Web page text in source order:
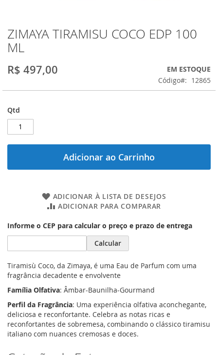
Saltar
para
o
da
de
ZIMAYA TIRAMISU COCO EDP 100
ML
R$ 497,00
EM ESTOQUE
Código
12865
Qtd
Adicionar ao Carrinho
ADICIONAR À LISTA DE DESEJOS
ADICIONAR PARA COMPARAR
Informe o CEP para calcular o preço e prazo de entrega
Calcular
Tiramisù Coco, da Zimaya, é uma Eau de Parfum com uma
fragrância decadente e envolvente
Família Olfativa: Âmbar-Baunilha-Gourmand
Perfil da Fragrância: Uma experiência olfativa aconchegante,
deliciosa e reconfortante. Celebra as notas ricas e
reconfortantes de sobremesa, combinando o clássico tiramisu
italiano com nuances cremosas e doces.